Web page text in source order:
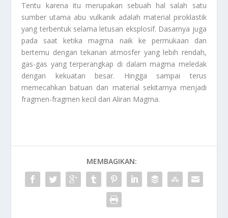
Tentu karena itu merupakan sebuah hal salah satu
sumber utama abu vulkanik adalah material piroklastik
yang terbentuk selama letusan eksplosif. Dasarnya juga
pada saat ketika magma naik ke permukaan dan
bertemu dengan tekanan atmosfer yang lebih rendah,
gas-gas yang terperangkap di dalam magma meledak
dengan kekuatan besar. Hingga sampai terus
memecahkan batuan dan material sekitarnya menjadi
fragmen-fragmen kecil dariAliran Magma.
MEMBAGIKAN: